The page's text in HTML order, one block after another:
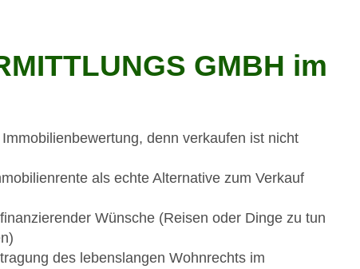
GMBH im
denn verkaufen ist nicht
als echte Alternative zum Verkauf
Wünsche (Reisen oder Dinge zu tun
des lebenslangen Wohnrechts im